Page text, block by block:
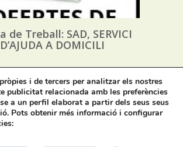
de Treball: SAD, SERVICI
D’AJUDA A DOMICILI
31/07/2026
i de tercers per analitzar els nostres
publicitat relacionada amb les preferències
a un perfil elaborat a partir dels seus seus
Pots obtenir més informació i configurar